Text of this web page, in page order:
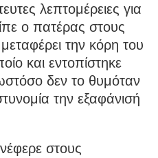
λεπτομέρειες για
ο πατέρας στους
μεταφέρει την κόρη του
και εντοπίστηκε
δεν το θυμόταν
την εξαφάνισή
στους